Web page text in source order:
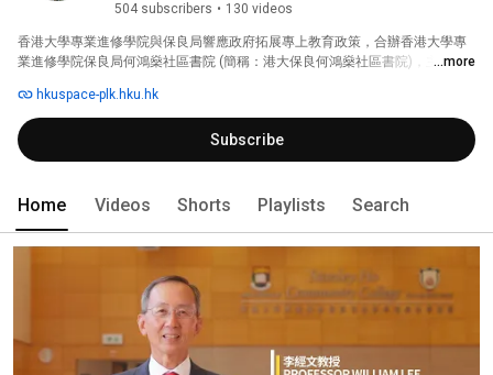
504 subscribers • 130 videos
香港大學專業進修學院與保良局響應政府拓展專上教育政策，合辦香港大學專
業進修學院保良局何鴻燊社區書院 (簡稱：港大保良何鴻燊社區書院)，主要為
...more
hkuspace-plk.hku.hk
Subscribe
Home Videos Shorts Playlists Search